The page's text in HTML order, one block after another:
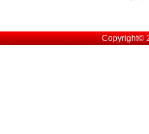
Copyright©